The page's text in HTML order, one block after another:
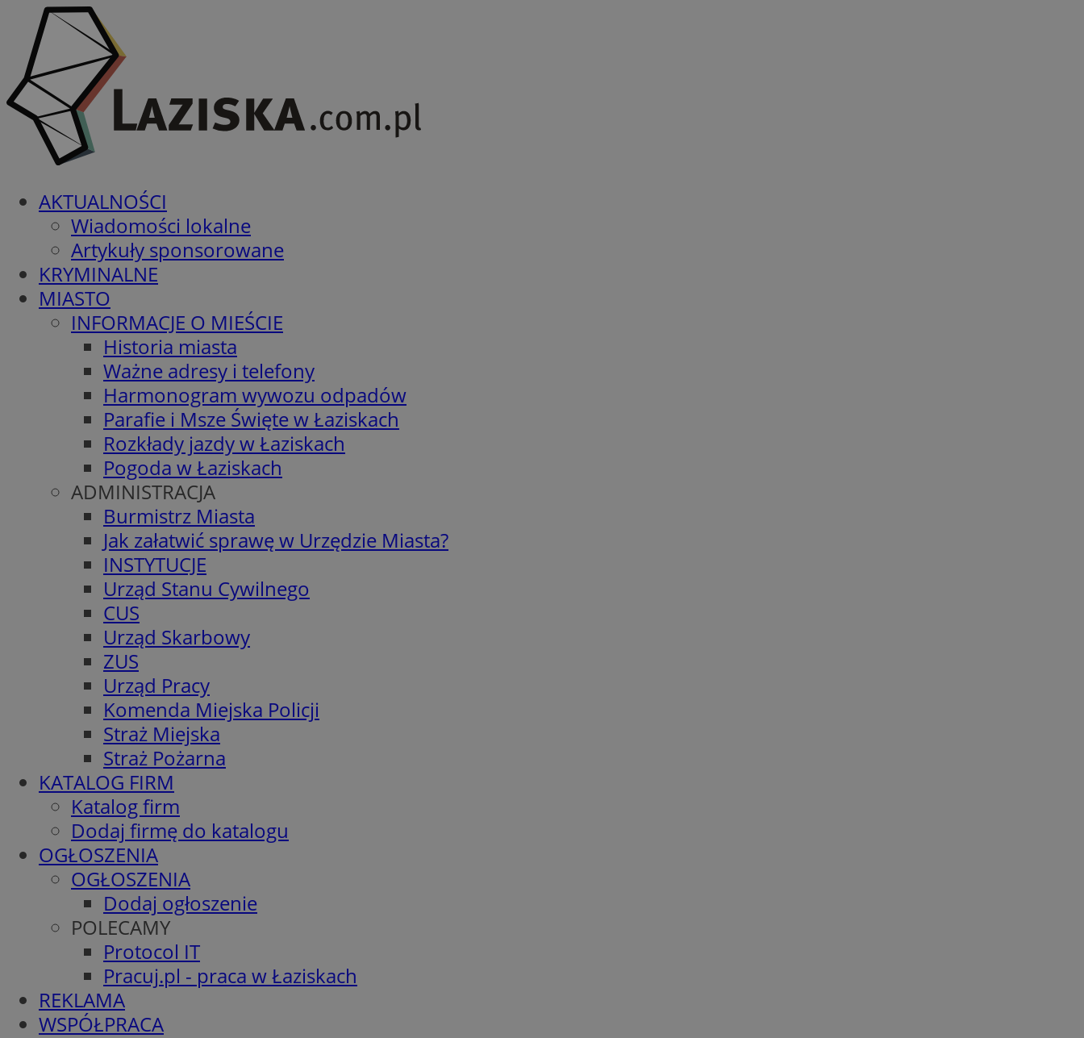
AKTUALNOŚCI
Wiadomości lokalne
Artykuły sponsorowane
KRYMINALNE
MIASTO
INFORMACJE O MIEŚCIE
Historia miasta
Ważne adresy i telefony
Harmonogram wywozu odpadów
Parafie i Msze Święte w Łaziskach
Rozkłady jazdy w Łaziskach
Pogoda w Łaziskach
ADMINISTRACJA
Burmistrz Miasta
Jak załatwić sprawę w Urzędzie Miasta?
INSTYTUCJE
Urząd Stanu Cywilnego
CUS
Urząd Skarbowy
ZUS
Urząd Pracy
Komenda Miejska Policji
Straż Miejska
Straż Pożarna
KATALOG FIRM
Katalog firm
Dodaj firmę do katalogu
OGŁOSZENIA
OGŁOSZENIA
Dodaj ogłoszenie
POLECAMY
Protocol IT
Pracuj.pl - praca w Łaziskach
REKLAMA
WSPÓŁPRACA